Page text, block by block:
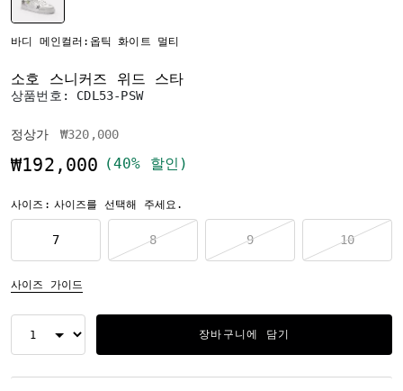
바디 메인컬러:옵틱 화이트 멀티
소호 스니커즈 위드 스타
상품번호: CDL53-PSW
정상가 가격 인하 전
₩320,000인하됨
₩192,000 (40% 할인)
사이즈: 사이즈를 선택해 주세요.
7 8 9 10
사이즈 가이드
장바구니에 담기